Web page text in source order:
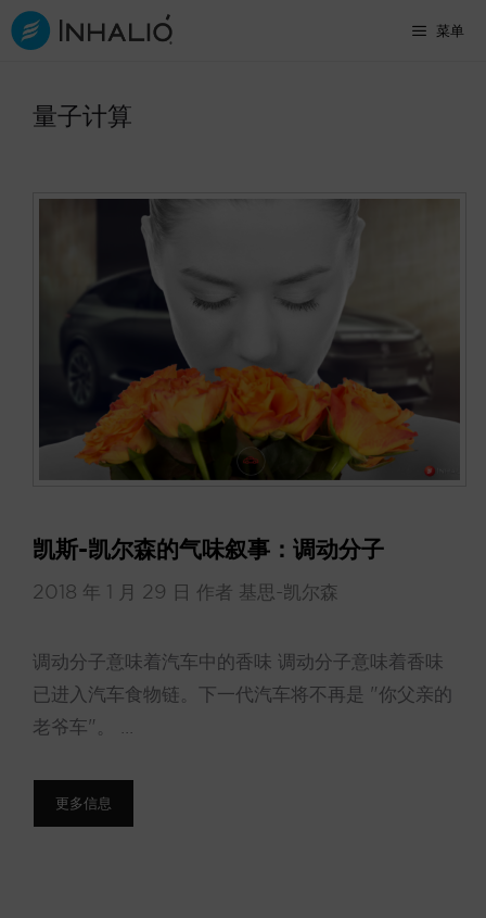
跳
至
菜单
量子计算
凯斯-凯尔森的气味叙事：调动分子
2018 年 1 月 29 日 作者 基思-凯尔森
调动分子意味着汽车中的香味 调动分子意味着香味
已进入汽车食物链。下一代汽车将不再是 "你父亲的
老爷车"。 ...
更多信息